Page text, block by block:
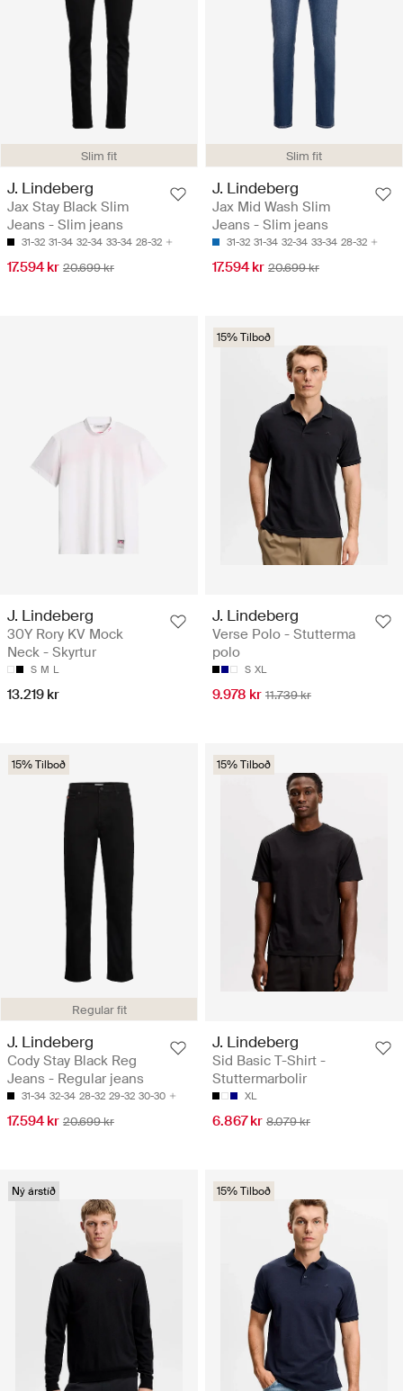
Slim fit
J. Lindeberg
Jax Stay Black Slim
Jeans - Slim jeans
31-32 31-34 32-34 33-34 28-32
17.594 kr 20.699 kr
Slim fit
J. Lindeberg
Jax Mid Wash Slim
Jeans - Slim jeans
31-32 31-34 32-34 33-34 28-32
17.594 kr 20.699 kr
J. Lindeberg
30Y Rory KV Mock
Neck - Skyrtur
S M L
13.219 kr
15% Tilboð
J. Lindeberg
Verse Polo - Stutterma
polo
S XL
9.978 kr 11.739 kr
Regular fit
15% Tilboð
J. Lindeberg
Cody Stay Black Reg
Jeans - Regular jeans
31-34 32-34 28-32 29-32 30-30
17.594 kr 20.699 kr
15% Tilboð
J. Lindeberg
Sid Basic T-Shirt -
Stuttermarbolir
XL
6.867 kr 8.079 kr
Ný árstíð 15% Tilboð